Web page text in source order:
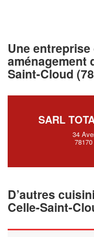
Une
aménagement
Saint-Cloud
SARL
34
D’autres
Celle-Saint-
vos